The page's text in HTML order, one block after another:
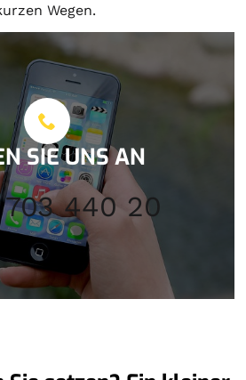
Wegen.
SIE UNS AN
703 440 20